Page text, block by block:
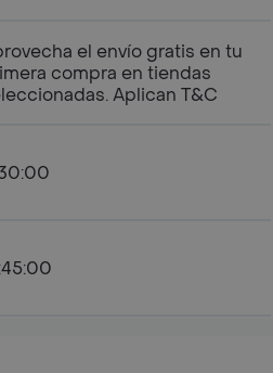
el envío gratis en tu
compra en tiendas
Aplican T&C